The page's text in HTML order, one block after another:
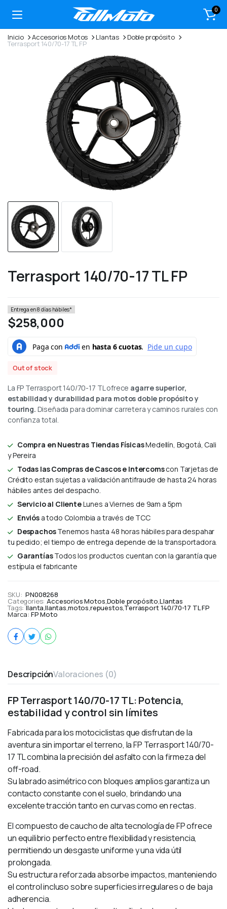
0
Inicio Accesorios Motos Llantas Doble propósito
Terrasport 140/70-17 TL FP
Terrasport 140/70-17 TL FP
Entrega en 8 días hábiles*
$258,000
Out of stock
La FP Terrasport 140/70-17 TL ofrece agarre superior,
estabilidad y durabilidad para motos doble propósito y
touring. Diseñada para dominar carretera y caminos rurales con
confianza total.
Compra en Nuestras Tiendas FísicasMedellín, Bogotá, Cali
y Pereira
Todas las Compras de Cascos e Intercomscon Tarjetas de
Crédito estan sujetas a validación antifraude de hasta 24 horas
hábiles antes del despacho.
Servicio al ClienteLunes a Viernes de 9am a 5pm
Enviósa todo Colombia a través de TCC
DespachosTenemos hasta 48 horas hábiles para despahar
tu pedido; el tiempo de entrega depende de la transportadora.
GarantíasTodos los productos cuentan con la garantía que
estípula el fabricante
SKU: PN008268
Categories: Accesorios Motos,Doble propósito,Llantas
Tags: llanta,llantas,motos,repuestos,Terrasport 140/70-17 TL FP
Marca: FP Moto
DescripciónValoraciones (0)
FP Terrasport 140/70-17 TL: Potencia,
estabilidad y control sin límites
Fabricada para los motociclistas que disfrutan de la
aventura sin importar el terreno, la FP Terrasport 140/70-
17 TL combina la precisión del asfalto con la firmeza del
off-road.
Su labrado asimétrico con bloques amplios garantiza un
contacto constante con el suelo, brindando una
excelente tracción tanto en curvas como en rectas.
El compuesto de caucho de alta tecnología de FP ofrece
un equilibrio perfecto entre flexibilidad y resistencia,
permitiendo un desgaste uniforme y una vida útil
prolongada.
Su estructura reforzada absorbe impactos, manteniendo
el control incluso sobre superficies irregulares o de baja
adherencia.